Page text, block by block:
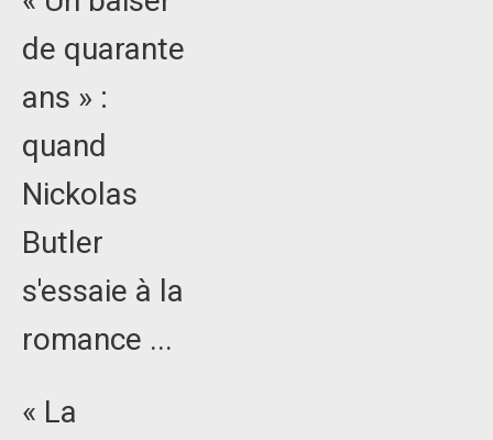
de quarante
ans » :
quand
Nickolas
Butler
s'essaie à la
romance ...
« La